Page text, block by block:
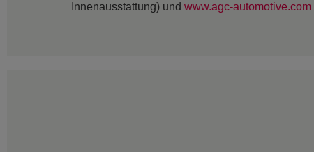
Innenausstattung) und www.agc-automotive.com